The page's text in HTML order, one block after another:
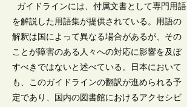
ガイドラインには、付属文書として専門用語
を解説した用語集が提供されている。用語の
解釈は国によって異なる場合があるが、その
ことが障害のある人々への対応に影響を及ぼ
すべきではないと述べている。日本において
も、このガイドラインの翻訳が進められる予
定であり、国内の図書館におけるアクセシビ